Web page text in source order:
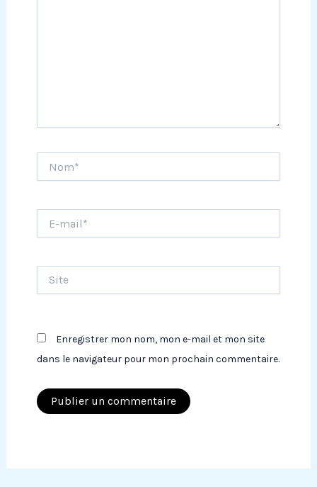
mail*
Enregistrer mon nom, mon e-mail et mon site
dans le navigateur pour mon prochain commentaire.